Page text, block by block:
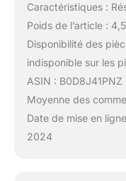
Caractéristiques :
Poids de l’article :
Disponibilité des
indisponible sur les
ASIN : B0D8J41PNZ
Moyenne des
Date de mise en
2024